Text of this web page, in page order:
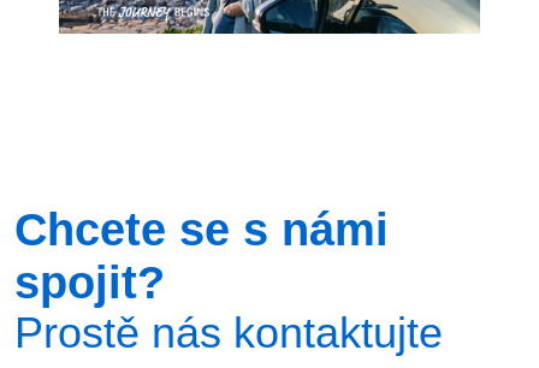
Chcete se s námi
spojit?
Prostě nás kontaktujte